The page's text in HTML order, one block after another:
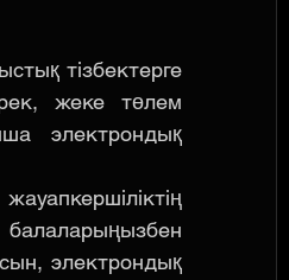
тізбектерге
жеке төлем
электрондық
электрондық